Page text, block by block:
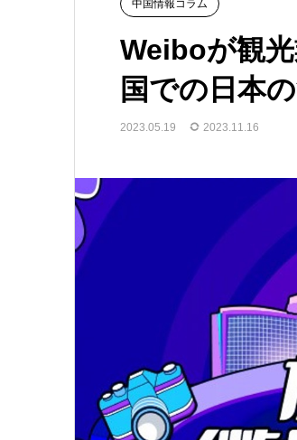
中国情報コラム
Weiboが観
国での日本
2023.05.19 2023.11.16